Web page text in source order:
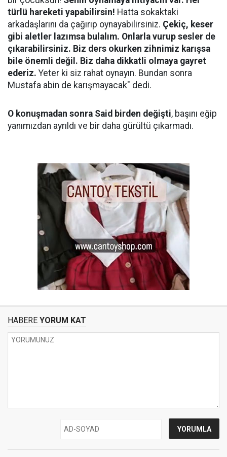
türlü hareketi yapabilirsin! Hatta sokaktaki
arkadaşlarını da çağırıp oynayabilirsiniz. Çekiç, keser
gibi aletler lazımsa bulalım. Onlarla vurup sesler de
çıkarabilirsiniz. Biz ders okurken zihnimiz karışsa
bile önemli değil. Biz daha dikkatli olmaya gayret
ederiz. Yeter ki siz rahat oynayın. Bundan sonra
Mustafa abin de karışmayacak" dedi.
O konuşmadan sonra Said birden değişti, başını eğip
yanımızdan ayrıldı ve bir daha gürültü çıkarmadı.
HABERE YORUM KAT